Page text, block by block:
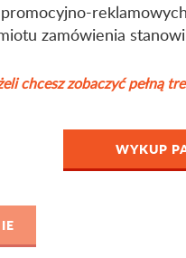
zamówienia stanowi
chcesz zobaczyć pełną
WYKUP